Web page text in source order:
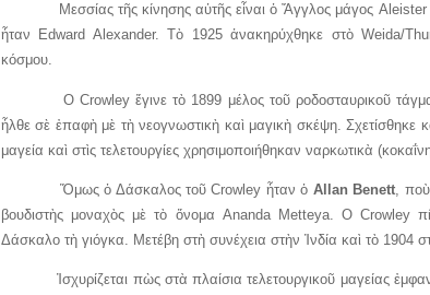
Μεσσίας τῆς κίνησης αὐτῆς εἶναι ὁ Ἄγγλος μάγος Aleister
ἦταν Edward Alexander. Τὸ 1925 ἀνακηρύχθηκε στὸ Weida/
κόσμου.
Ο Crowley ἔγινε τὸ 1899 μέλος τοῦ ροδοσταυρικοῦ
ἦλθε σὲ ἐπαφὴ μὲ τὴ νεογνωστικὴ καὶ μαγικὴ σκέψη.
μαγεία καὶ στὶς τελετουργίες χρησιμοποιήθηκαν ναρκωτικὰ
Ὅμως ὁ Δάσκαλος τοῦ Crowley ἦταν ὁ Allan Benett ,
βουδιστὴς μοναχὸς μὲ τὸ ὄνομα Ananda Metteya. Ο Crowley
Δάσκαλο τὴ γιόγκα. Μετέβη στὴ συνέχεια στὴν Ἰνδία καὶ τὸ 1904
Ἰσχυρίζεται πὼς στὰ πλαίσια τελετουργικοῦ μαγείας